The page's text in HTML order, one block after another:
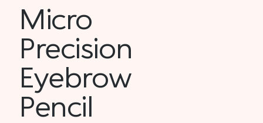
Micro
Precision
Eyebrow
Pencil